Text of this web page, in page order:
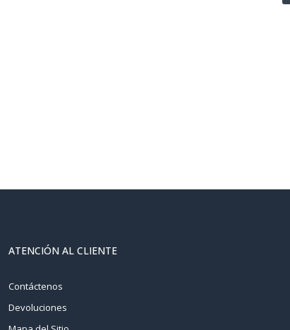
ATENCIÓN AL CLIENTE
Contáctenos
Devoluciones